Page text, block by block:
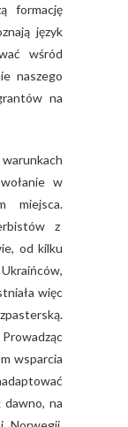
formację
język
wśród
naszego
na
w
miejsca.
z
od kilku
więc
wsparcia
na